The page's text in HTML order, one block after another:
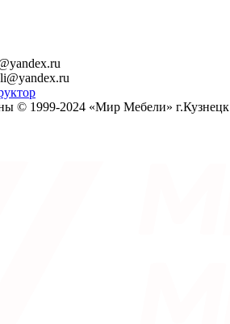
© 1999-2024 «Мир Мебели» г.Кузнецк